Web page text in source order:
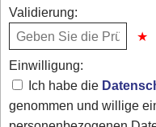
Validierung:
Einwilligung:
Ich habe die
genommen und willige